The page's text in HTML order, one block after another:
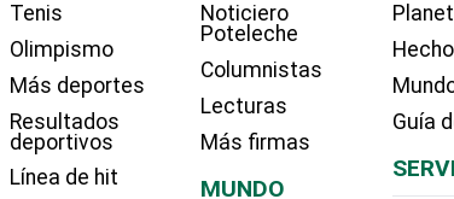
Tenis
Olimpismo
Más deportes
Resultados
deportivos
Línea de hit
Noticiero
Poteleche
Columnistas
Lecturas
Más firmas
MUNDO
Guía